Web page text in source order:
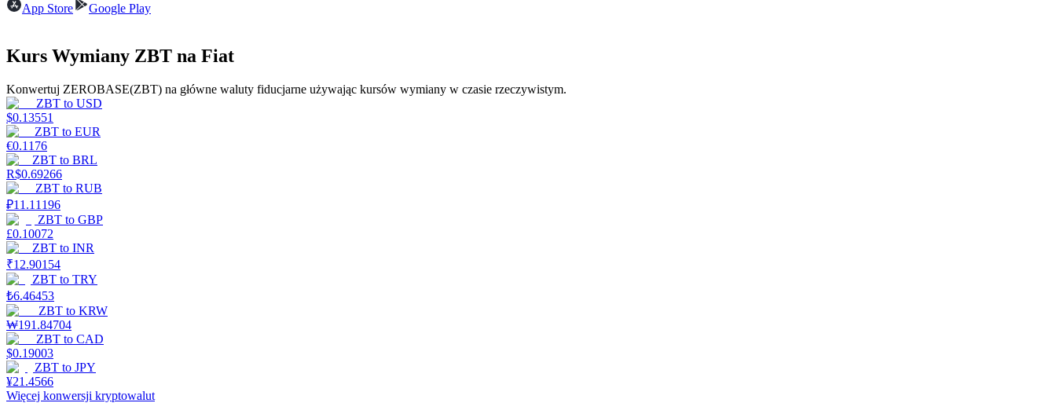
Analiza Big Data, w tym informacje handlowe itp.
Przewodnik
Przewodnik dla początkujących dotyczący kontraktów futures
Strategie handlowe
Dowiedz się, jak zachować rentowność
App Store
Google Play
Kurs Wymiany ZBT na Fiat
Konwertuj ZEROBASE(ZBT) na główne waluty fiducjarne używając kursów wymiany w czasie rzeczywistym.
ZBT to USD
$0.13551
ZBT to EUR
€0.1176
ZBT to BRL
R$0.69266
ZBT to RUB
₽11.11196
ZBT to GBP
£0.10072
ZBT to INR
₹12.90154
ZBT to TRY
₺6.46453
ZBT to KRW
₩191.84704
ZBT to CAD
$0.19003
ZBT to JPY
¥21.4566
Więcej konwersji kryptowalut